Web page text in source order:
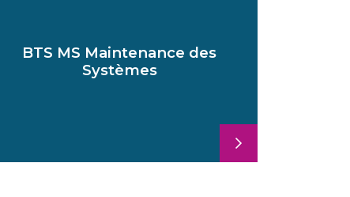
BTS MS Maintenance des
Systèmes